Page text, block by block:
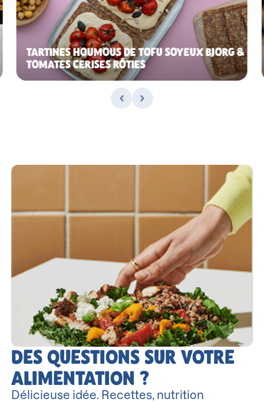
TARTINES HOUMOUS DE TOFU SOYEUX BJORG &
TOMATES CERISES RÔTIES
DES QUESTIONS SUR VOTRE
ALIMENTATION ?
Délicieuse idée. Recettes, nutrition